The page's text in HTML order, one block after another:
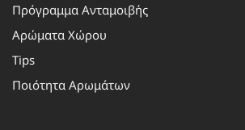
Πρόγραμμα Ανταμοιβής
Αρώματα Χώρου
Tips
Ποιότητα Αρωμάτων